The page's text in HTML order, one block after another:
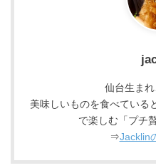
仙台生まれ
美味しいものを食べている
で楽しむ「プチ
⇒Jacklin